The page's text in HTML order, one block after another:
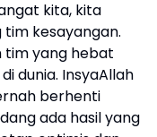
kita, kita
kesayangan.
tim yang hebat
dunia. InsyaAllah
berhenti
ada hasil yang